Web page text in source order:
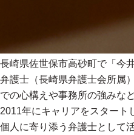
長崎県佐世保市高砂町で「今
弁護士（長崎県弁護士会所属
での心構えや事務所の強みな
2011年にキャリアをスタート
個人に寄り添う弁護士として